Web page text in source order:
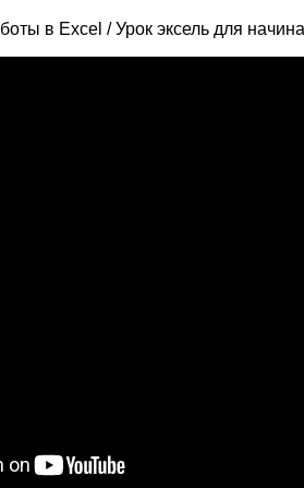
в Excel / Урок эксель для